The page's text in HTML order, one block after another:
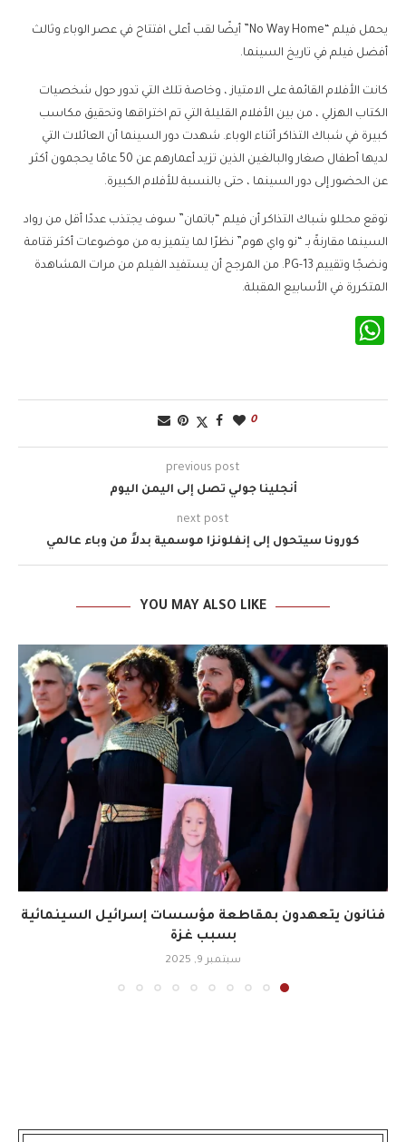
يحمل فيلم “No Way Home” أيضًا لقب أعلى افتتاح في عصر الوباء وثالث
أفضل فيلم في تاريخ السينما.
كانت الأفلام القائمة على الامتياز ، وخاصة تلك التي تدور حول شخصيات
الكتاب الهزلي ، من بين الأفلام القليلة التي تم اختراقها وتحقيق مكاسب
كبيرة في شباك التذاكر أثناء الوباء. شهدت دور السينما أن العائلات التي
لديها أطفال صغار والبالغين الذين تزيد أعمارهم عن 50 عامًا يحجمون أكثر
عن الحضور إلى دور السينما ، حتى بالنسبة للأفلام الكبيرة.
توقع محللو شباك التذاكر أن فيلم “باتمان” سوف يجتذب عددًا أقل من رواد
السينما مقارنةً بـ “نو واي هوم” نظرًا لما يتميز به من موضوعات أكثر قتامة
ونضجًا وتقييم PG-13. من المرجح أن يستفيد الفيلم من مرات المشاهدة
المتكررة في الأسابيع المقبلة.
0
previous post
أنجلينا جولي تصل إلى اليمن اليوم
next post
كورونا سيتحول إلى إنفلونزا موسمية بدلاً من وباء عالمي
YOU MAY ALSO LIKE
فنانون يتعهدون بمقاطعة مؤسسات إسرائيل السينمائية
بسبب غزة
سبتمبر 9, 2025